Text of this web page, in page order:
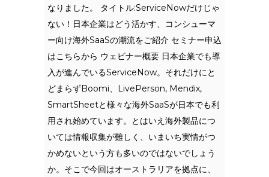
なりました。 タイトル:ServiceNowだけじゃ
ない！日本企業はどう活かす、コンシューマ
ー向け海外SaaSの潮流をご紹介 セミナー申込
はこちらから ウェビナー概要 日本企業でも導
入が進んでいるServiceNow。それだけにと
どまらずBoomi、LivePerson, Mendix,
SmartSheetと様々な海外SaaSが日本でも利
用され始めています。とはいえ海外製品につ
いては情報収集が難しく、いまいち実情がつ
かめないという方も多いのではないでしょう
か。そこで今回はオーストラリアを拠点に、